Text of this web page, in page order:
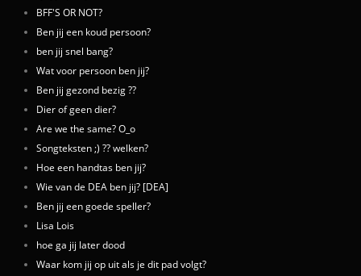
BFF'S OR NOT?
Ben jij een koud persoon?
ben jij snel bang?
Wat voor persoon ben jij?
Ben jij gezond bezig ??
Dier of geen dier?
Are we the same? O_o
Songteksten ;) ?? welken?
Hoe een handtas ben jij?
Wie van de DEA ben jij? [DEA]
Ben jij een goede speller?
Lisa Lois
hoe ga jij later dood
Waar kom jij op uit als je dit pad volgt?